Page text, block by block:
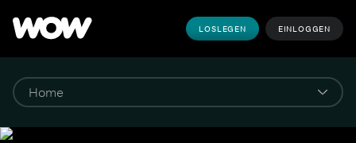
LOSLEGEN EINLOGGEN